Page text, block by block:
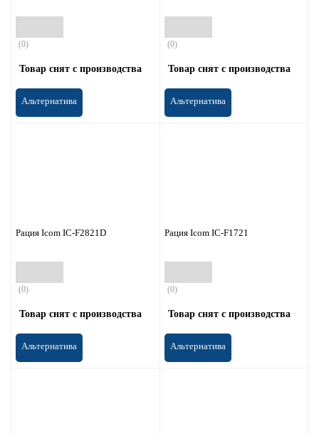
(0)
Товар снят с производства
Альтернатива
(0)
Товар снят с производства
Альтернатива
Рация Icom IC-F2821D
(0)
Товар снят с производства
Альтернатива
Рация Icom IC-F1721
(0)
Товар снят с производства
Альтернатива